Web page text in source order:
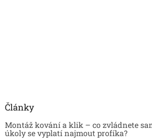
Články
Montáž kování a klik – co zvládnete
úkoly se vyplatí najmout profíka?